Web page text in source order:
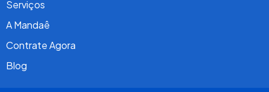
Serviços
A Mandaê
Contrate Agora
Blog